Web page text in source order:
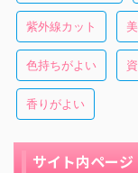
紫外線カット
色持ちがよい
香りがよい
サイト内ページ